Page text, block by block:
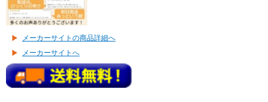
メーカーサイトの商品詳細へ
メーカーサイトへ